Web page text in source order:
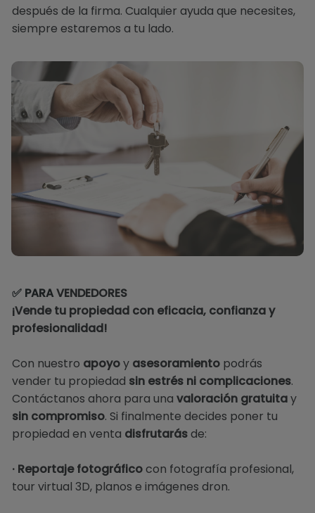
después de la firma. Cualquier ayuda que necesites,
siempre estaremos a tu lado.
✅ PARAVENDEDORES
¡Vende tu propiedad con eficacia, confianza y
profesionalidad!
Con nuestro apoyoy asesoramiento podrás
vender tu propiedad sin estrés ni complicaciones.
Contáctanos ahora para una valoración gratuitay
sin compromiso. Si finalmente decides poner tu
propiedad en venta disfrutarásde:
· Reportaje fotográficocon fotografía profesional,
tour virtual 3D, planos e imágenes dron.